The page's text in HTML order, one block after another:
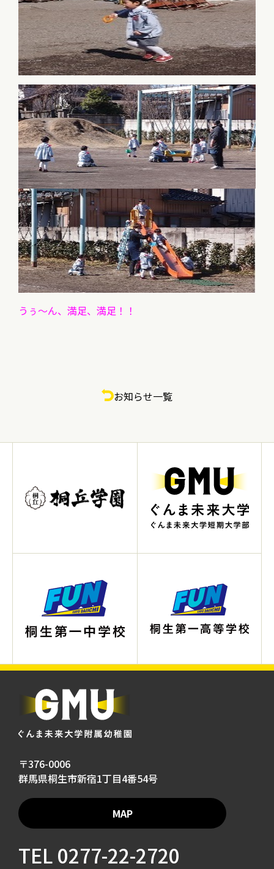
うぅ～ん、満足、満足！！
お知らせ一覧
〒376-0006
群馬県桐生市新宿1丁目4番54号
MAP
TEL0277-22-2720